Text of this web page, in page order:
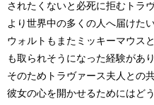
されたくないと必死に拒むトラ
より世界中の多くの人へ届けた
ウォルトもまたミッキーマウス
も取られそうになった経験があ
そのためトラヴァース夫人との
彼女の心を開かせるためにはど